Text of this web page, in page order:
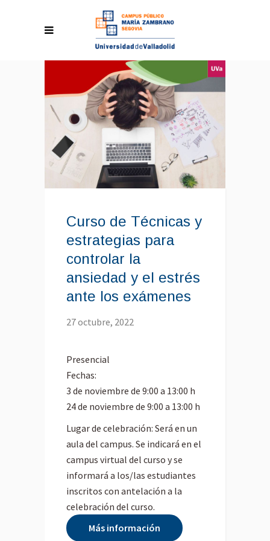
Curso de Técnicas y
estrategias para
controlar la
ansiedad y el estrés
ante los exámenes
27 octubre, 2022
Presencial
Fechas:
3 de noviembre de 9:00 a 13:00 h
24 de noviembre de 9:00 a 13:00 h
Lugar de celebración: Será en un
aula del campus. Se indicará en el
campus virtual del curso y se
informará a los/las estudiantes
inscritos con antelación a la
celebración del curso.
Más información